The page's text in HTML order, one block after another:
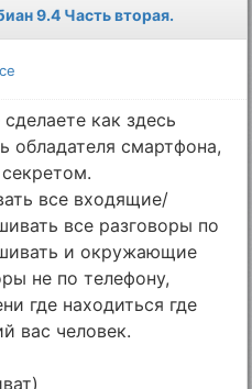
9.4 Часть вторая.
как здесь
обладателя смартфона,
все входящие/
все разговоры по
и окружающие
не по телефону,
где находиться где
вас человек.